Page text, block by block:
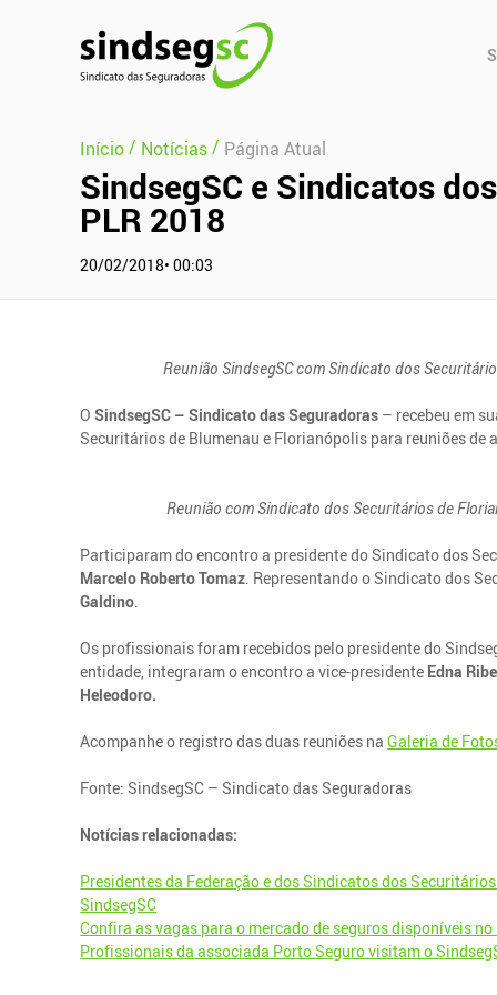
Início/ Notícias/ Página Atual
SindsegSC e Sindicatos
PLR 2018
20/02/2018• 00:03
Reunião SindsegSC com Sindicato dos Securitários
OSindsegSC – Sindicato das Seguradoras – recebeu em
Securitários de Blumenau e Florianópolis para reuniões de
Reunião com Sindicato dos Securitários de
Participaram do encontro a presidente do Sindicato dos
Marcelo Roberto Tomaz . Representando o Sindicato dos
Galdino
Os profissionais foram recebidos pelo presidente do
entidade, integraram o encontro a vice-presidente Edna
Heleodoro.
Acompanhe o registro das duas reuniões naGaleria de
Fonte: SindsegSC – Sindicato das Seguradoras
Notícias relacionadas:
Presidentes da Federação e dos Sindicatos dos
SindsegSC
Confira as vagas para o mercado de seguros disponíveis
Profissionais da associada Porto Seguro visitam o